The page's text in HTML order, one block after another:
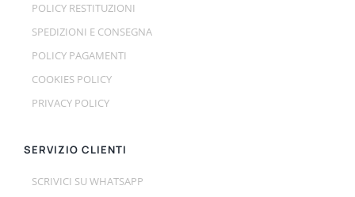
POLICY RESTITUZIONI
SPEDIZIONI E CONSEGNA
POLICY PAGAMENTI
COOKIES POLICY
PRIVACY POLICY
SERVIZIO CLIENTI
SCRIVICI SU WHATSAPP